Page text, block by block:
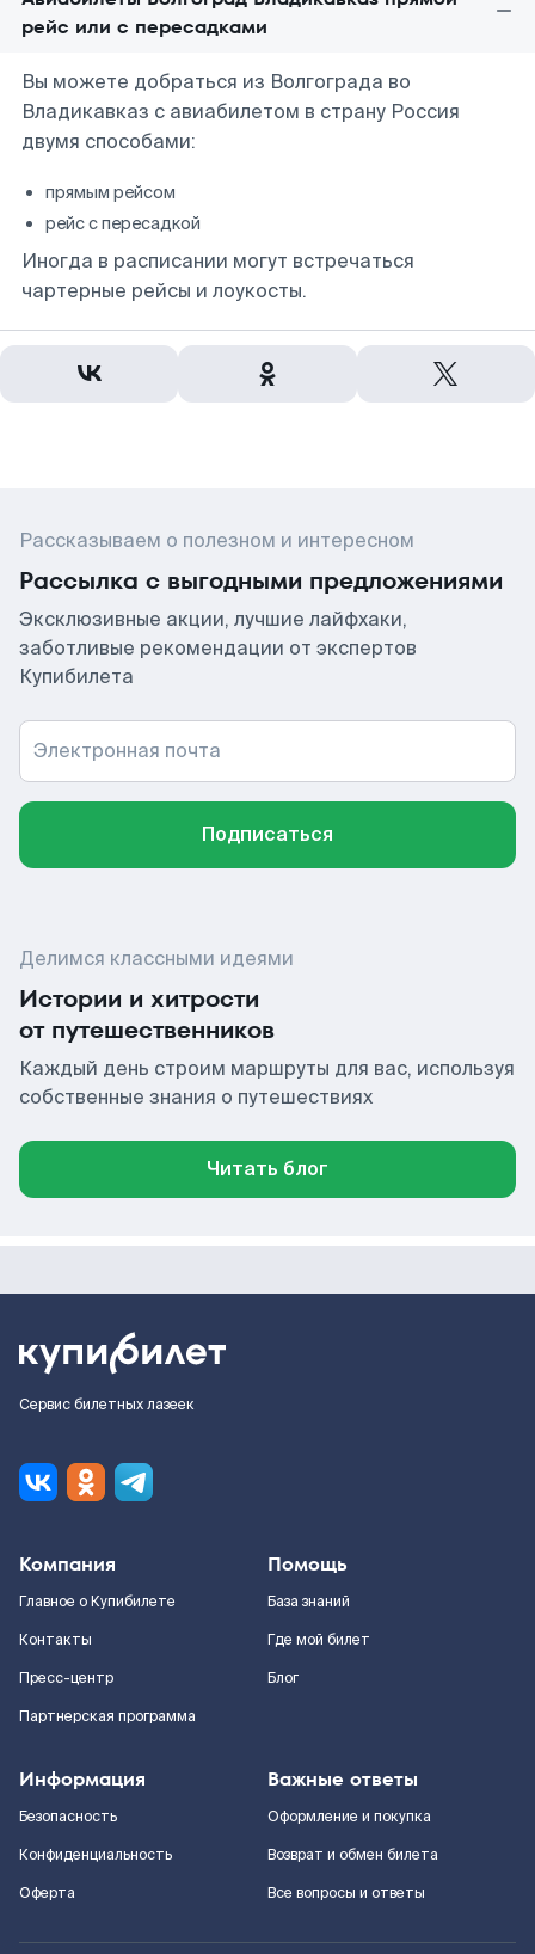
рейс или с пересадками
Вы можете добраться из Волгограда во
Владикавказ с авиабилетом в страну Россия
двумя способами:
прямым рейсом
рейс с пересадкой
Иногда в расписании могут встречаться
чартерные рейсы и лоукосты.
Рассказываем о полезном и интересном
Рассылка с выгодными предложениями
Эксклюзивные акции, лучшие лайфхаки,
заботливые рекомендации от экспертов
Купибилета
Электронная почта
Подписаться
Делимся классными идеями
Истории и хитрости
от путешественников
Каждый день строим маршруты для вас, используя
собственные знания о путешествиях
Читать блог
Сервис билетных лазеек
Компания
Главное о Купибилете
Контакты
Пресс-центр
Партнерская программа
Помощь
База знаний
Где мой билет
Блог
Информация
Безопасность
Конфиденциальность
Оферта
Важные ответы
Оформление и покупка
Возврат и обмен билета
Все вопросы и ответы